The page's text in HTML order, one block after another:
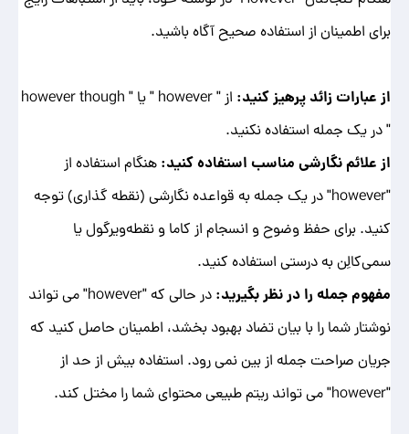
برای اطمینان از استفاده صحیح آگاه باشید.
از عبارات زائد پرهیز کنید:
از " however " یا " however though
" در یک جمله استفاده نکنید.
از علائم نگارشی مناسب استفاده کنید:هنگام استفاده از
"however" در یک جمله به قواعده نگارشی (نقطه گذاری) توجه
کنید. برای حفظ وضوح و انسجام از کاما و نقطه‌ویرگول یا
سمی‌کالِن به درستی استفاده کنید.
مفهوم جمله را در نظر بگیرید:
در حالی که "however" می تواند
نوشتار شما را با بیان تضاد بهبود بخشد، اطمینان حاصل کنید که
جریان صراحت جمله از بین نمی رود. استفاده بیش از حد از
"however" می تواند ریتم طبیعی محتوای شما را مختل کند.